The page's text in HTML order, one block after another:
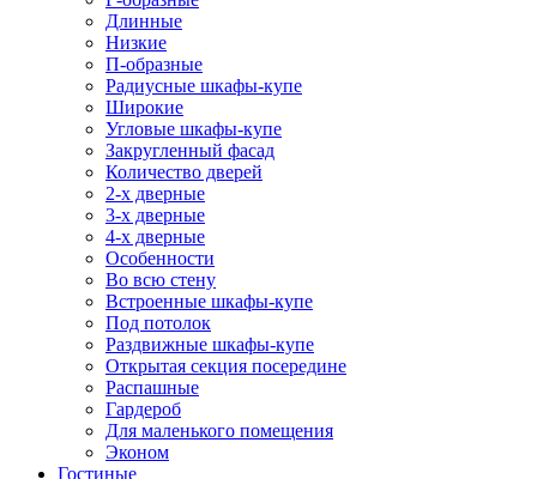
Длинные
Низкие
П-образные
Радиусные шкафы-купе
Широкие
Угловые шкафы-купе
Закругленный фасад
Количество дверей
2-х дверные
3-х дверные
4-х дверные
Особенности
Во всю стену
Встроенные шкафы-купе
Под потолок
Раздвижные шкафы-купе
Открытая секция посередине
Распашные
Гардероб
Для маленького помещения
Эконом
Гостиные